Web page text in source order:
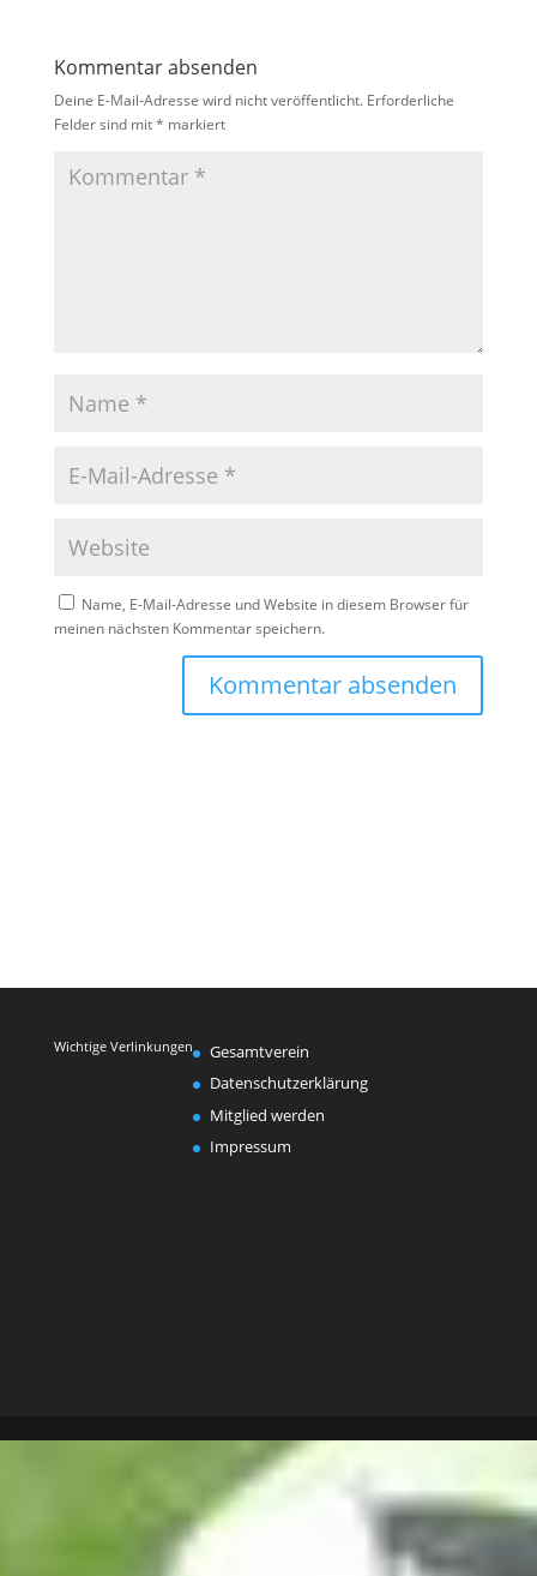
Kommentar absenden
Deine E-Mail-Adresse wird nicht veröffentlicht. Erforderliche
Felder sind mit* markiert
Name, E-Mail-Adresse und Website in diesem Browser für
meinen nächsten Kommentar speichern.
Wichtige Verlinkungen
Gesamtverein
Datenschutzerklärung
Mitglied werden
Impressum